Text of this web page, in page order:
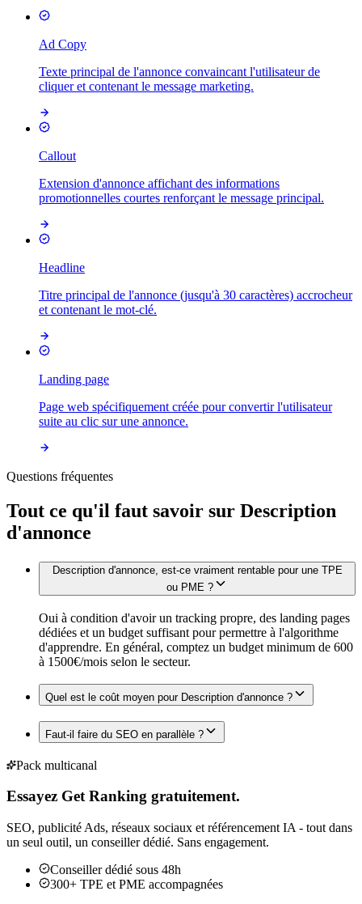
Ad Copy
Texte principal de l'annonce convaincant l'utilisateur de
cliquer et contenant le message marketing.
Callout
Extension d'annonce affichant des informations
promotionnelles courtes renforçant le message principal.
Headline
Titre principal de l'annonce (jusqu'à 30 caractères) accrocheur
et contenant le mot-clé.
Landing page
Page web spécifiquement créée pour convertir l'utilisateur
suite au clic sur une annonce.
Questions fréquentes
Tout ce qu'il faut savoir sur Description
d'annonce
Description d'annonce, est-ce vraiment rentable pour une TPE
ou PME ?
Oui à condition d'avoir un tracking propre, des landing pages
dédiées et un budget suffisant pour permettre à l'algorithme
d'apprendre. En général, comptez un budget minimum de 600
à 1500€/mois selon le secteur.
Quel est le coût moyen pour Description d'annonce ?
Faut-il faire du SEO en parallèle ?
Pack multicanal
Essayez Get Ranking gratuitement.
SEO, publicité Ads, réseaux sociaux et référencement IA - tout dans
un seul outil, un conseiller dédié. Sans engagement.
Conseiller dédié sous 48h
300+ TPE et PME accompagnées